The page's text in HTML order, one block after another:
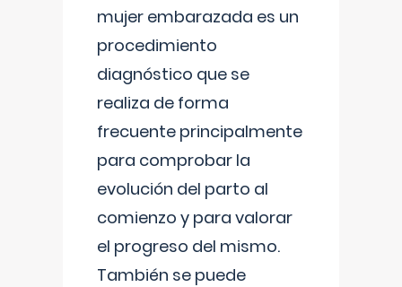
mujer embarazada es un
procedimiento
diagnóstico que se
realiza de forma
frecuente principalmente
para comprobar la
evolución del parto al
comienzo y para valorar
el progreso del mismo.
También se puede